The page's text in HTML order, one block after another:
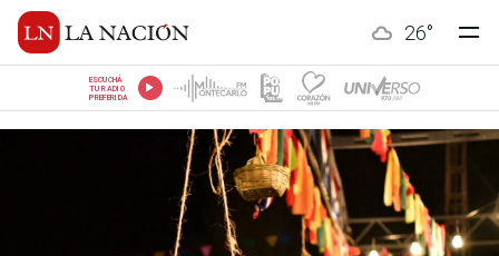
26°
ESCUCHÁ
TU RADIO
PREFERIDA